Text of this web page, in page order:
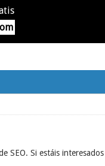
SEO. Si estáis